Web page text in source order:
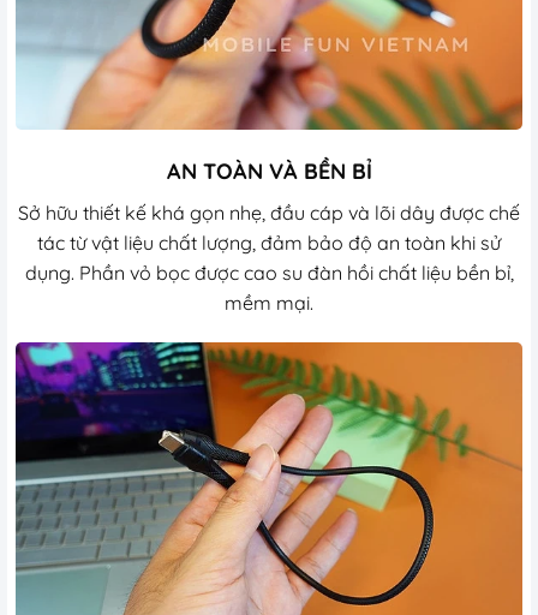
AN TOÀN VÀ BỀN BỈ
Sở hữu thiết kế khá gọn nhẹ, đầu cáp và lõi dây được chế
tác từ vật liệu chất lượng, đảm bảo độ an toàn khi sử
dụng. Phần vỏ bọc được cao su đàn hồi chất liệu bền bỉ,
mềm mại.